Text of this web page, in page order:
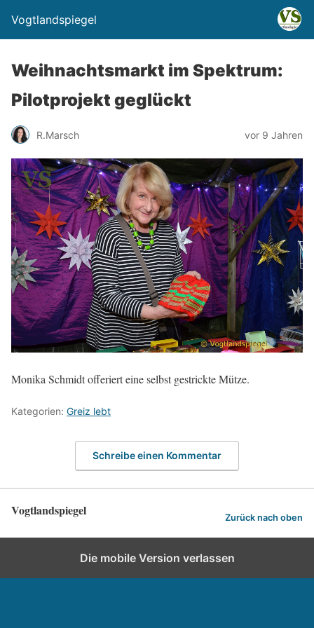
Vogtlandspiegel
Weihnachtsmarkt im Spektrum:
Pilotprojekt geglückt
R.Marsch vor 9 Jahren
Monika Schmidt offeriert eine selbst gestrickte Mütze.
Kategorien: Greiz lebt
Schreibe einen Kommentar
Vogtlandspiegel Zurück nach oben
Die mobile Version verlassen